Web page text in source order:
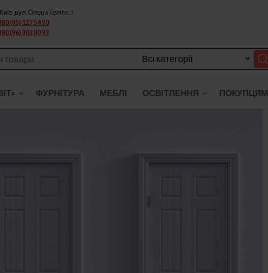
вул. Олени Теліги, 3
(95) 127 54 90
(96) 303 80 93
ФУРНІТУРА МЕБЛІ ОСВІТЛЕННЯ ПОКУПЦЯМ